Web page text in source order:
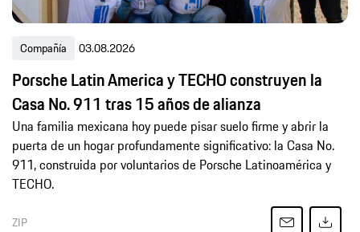
Compañía 03.08.2026
Porsche Latin America y TECHO construyen la
Casa No. 911 tras 15 años de alianza
Una familia mexicana hoy puede pisar suelo firme y abrir la
puerta de un hogar profundamente significativo: la Casa No.
911, construida por voluntarios de Porsche Latinoamérica y
TECHO.
ZIP